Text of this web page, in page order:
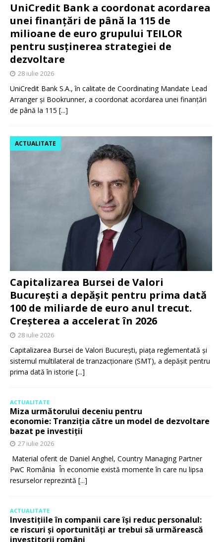
UniCredit Bank a coordonat acordarea
unei finanțări de până la 115 de
milioane de euro grupului TEILOR
pentru susținerea strategiei de
dezvoltare
28 iulie 2026
UniCredit Bank S.A., în calitate de Coordinating Mandate Lead
Arranger și Bookrunner, a coordonat acordarea unei finanțări
de până la 115 [...]
Capitalizarea Bursei de Valori
București a depășit pentru prima dată
100 de miliarde de euro anul trecut.
Creșterea a accelerat în 2026
ACTUALITATE
28 iulie 2026
Capitalizarea Bursei de Valori București, piața reglementată și
sistemul multilateral de tranzacționare (SMT), a depășit pentru
prima dată în istorie [...]
ACTUALITATE
Miza următorului deceniu pentru
economie: Tranziția către un model de dezvoltare
bazat pe investiții
27 iulie 2026
Material oferit de Daniel Anghel, Country Managing Partner
PwC România În economie există momente în care nu lipsa
resurselor reprezintă [...]
ACTUALITATE
Investițiile în companii care își reduc personalul:
ce riscuri și oportunități ar trebui să urmărească
investitorii români